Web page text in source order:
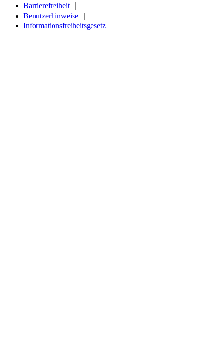
Barrierefreiheit
Benutzerhinweise
Informationsfreiheitsgesetz